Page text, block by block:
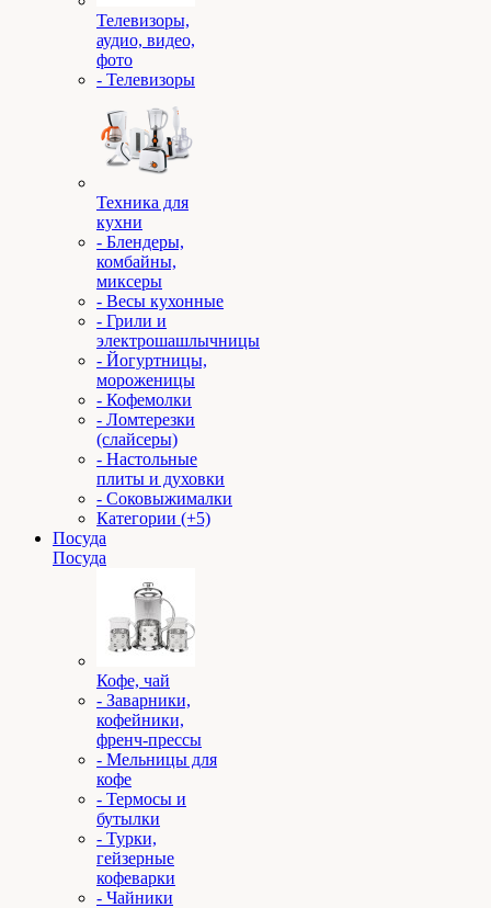
Телевизоры,
аудио, видео,
фото
- Телевизоры
Техника для
кухни
- Блендеры,
комбайны,
миксеры
- Весы кухонные
- Грили и
электрошашлычницы
- Йогуртницы,
мороженицы
- Кофемолки
- Ломтерезки
(слайсеры)
- Настольные
плиты и духовки
- Соковыжималки
Категории (+5)
Посуда
Посуда
Кофе, чай
- Заварники,
кофейники,
френч-прессы
- Мельницы для
кофе
- Термосы и
бутылки
- Турки,
гейзерные
кофеварки
- Чайники